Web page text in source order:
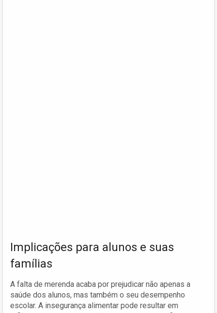
Implicações para alunos e suas
famílias
A falta de merenda acaba por prejudicar não apenas a
saúde dos alunos, mas também o seu desempenho
escolar. A insegurança alimentar pode resultar em